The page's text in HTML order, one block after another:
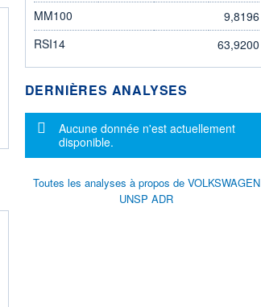
MM100
9,8196
RSI14
63,9200
DERNIÈRES ANALYSES
Message d'information
Aucune donnée n'est actuellement
disponible.
Toutes les analyses à propos de VOLKSWAGEN
UNSP ADR